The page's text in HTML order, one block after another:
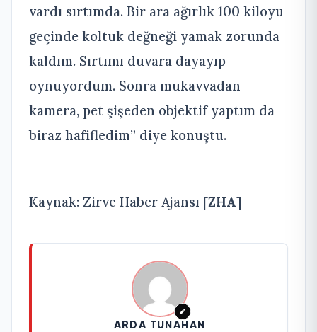
vardı sırtımda. Bir ara ağırlık 100 kiloyu
geçinde koltuk değneği yamak zorunda
kaldım. Sırtımı duvara dayayıp
oynuyordum. Sonra mukavvadan
kamera, pet şişeden objektif yaptım da
biraz hafifledim” diye konuştu.
Kaynak: Zirve Haber Ajansı [ZHA]
ARDA TUNAHAN